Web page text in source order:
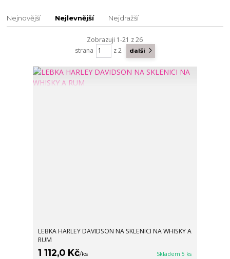
Nejnovější Nejlevnější Nejdražší
Zobrazuji 1-21 z 26
strana
z 2 další
LEBKA HARLEY DAVIDSON NA SKLENICI NA WHISKY A
RUM
1 112,0 Kč/ks Skladem 5 ks